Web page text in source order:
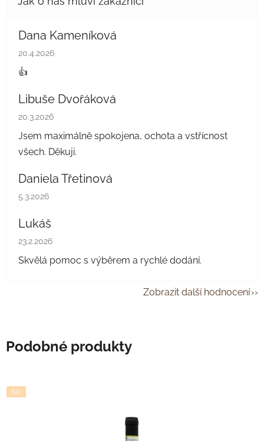
Dana Kameníková
Hodnocení obchodu je 5 z 5 hvězdiček.
20.4.2026
👍
Libuše Dvořáková
Hodnocení obchodu je 5 z 5 hvězdiček.
20.3.2026
Jsem maximálně spokojena, ochota a vstřícnost
všech. Děkuji.
Daniela Třetinová
Hodnocení obchodu je 5 z 5 hvězdiček.
5.3.2026
Lukáš
Hodnocení obchodu je 5 z 5 hvězdiček.
23.2.2026
Skvělá pomoc s výběrem a rychlé dodání.
Zobrazit další hodnocení
Podobné produkty
BIO